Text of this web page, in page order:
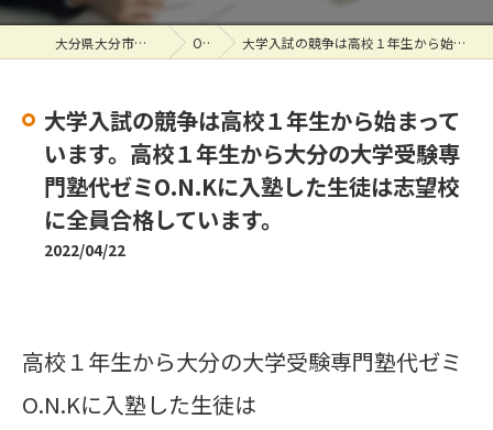
大分県大分市の塾なら大学受験専門塾 代ゼミサテライン予備校O.N.K ONK掲示板 大学入試の競争は高校１年生から始まっています。高校１年生から大分の大学受験専門塾代ゼミO.N.Kに入塾した生徒は志望校に全員合格しています。
大学入試の競争は高校１年生から始まって
います。高校１年生から大分の大学受験専
門塾代ゼミO.N.Kに入塾した生徒は志望校
に全員合格しています。
2022/04/22
高校１年生から大分の大学受験専門塾代ゼミ
O.N.Kに入塾した生徒は